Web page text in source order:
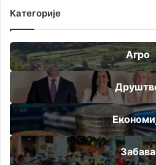
Категорије
Агро
Забава